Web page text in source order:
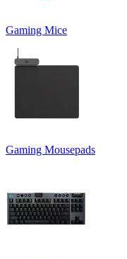
Gaming Mice
Gaming Mousepads